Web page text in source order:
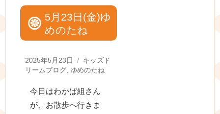
5月23日(金)ゆ
めのたね
Posted
on
2025年5月23日 Categories
キッズド
リームブログ, ゆめのたね
今日はわかば組さん
が、お散歩へ行きま